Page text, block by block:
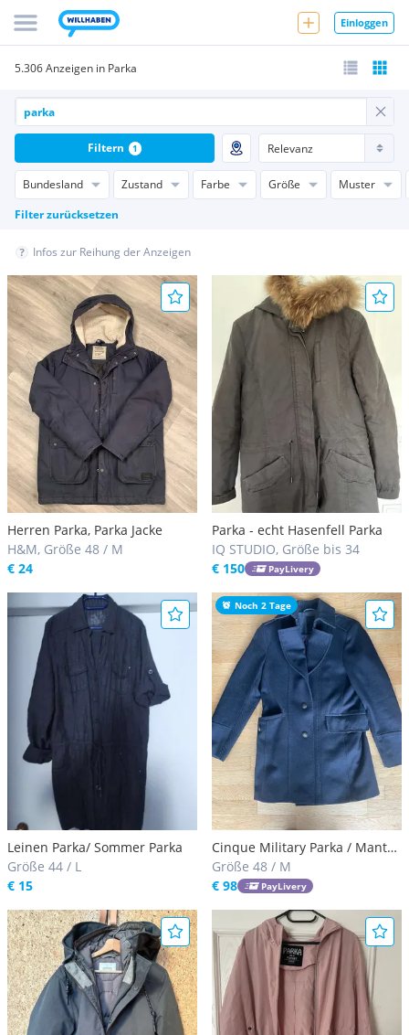
Einloggen
5.306 Anzeigen in Parka
Bundesland Zustand Farbe Größe
Muster
Filter zurücksetzen
Filtern 1
Infos zur Reihung der Anzeigen
Herren Parka, Parka Jacke
H&M, Größe 48 / M
€ 24
Parka - echt Hasenfell Parka
IQ STUDIO, Größe bis 34
€ 150
PayLivery
Leinen Parka/ Sommer Parka
Größe 44 / L
€ 15
Noch 2 Tage
Cinque Military Parka / Mantel
/ Parka
Größe 48 / M
€ 98
PayLivery